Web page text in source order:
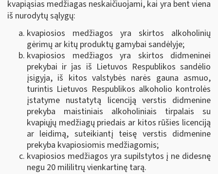
kvapiąsias medžiagas neskaičiuojami, kai yra bent viena
iš nurodytų sąlygų:
kvapiosios medžiagos yra skirtos alkoholinių
gėrimų ar kitų produktų gamybai sandėlyje;
kvapiosios medžiagos yra skirtos didmeninei
prekybai ir jas iš Lietuvos Respublikos sandėlio
įsigyja, iš kitos valstybės narės gauna asmuo,
turintis Lietuvos Respublikos alkoholio kontrolės
įstatyme nustatytą licenciją verstis didmenine
prekyba maistiniais alkoholiniais tirpalais su
kvapiųjų medžiagų priedais ar kitos rūšies licenciją
ar leidimą, suteikiantį teisę verstis didmenine
prekyba kvapiosiomis medžiagomis;
kvapiosios medžiagos yra supilstytos į ne didesnę
negu 20 mililitrų vienkartinę tarą.